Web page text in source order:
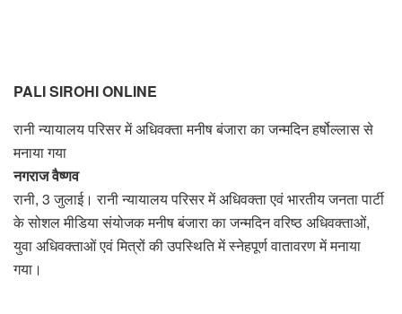
PALI SIROHI ONLINE
रानी न्यायालय परिसर में अधिवक्ता मनीष बंजारा का जन्मदिन हर्षोल्लास से
मनाया गया
नगराज वैष्णव
रानी, 3 जुलाई। रानी न्यायालय परिसर में अधिवक्ता एवं भारतीय जनता पार्टी
के सोशल मीडिया संयोजक मनीष बंजारा का जन्मदिन वरिष्ठ अधिवक्ताओं,
युवा अधिवक्ताओं एवं मित्रों की उपस्थिति में स्नेहपूर्ण वातावरण में मनाया
गया।